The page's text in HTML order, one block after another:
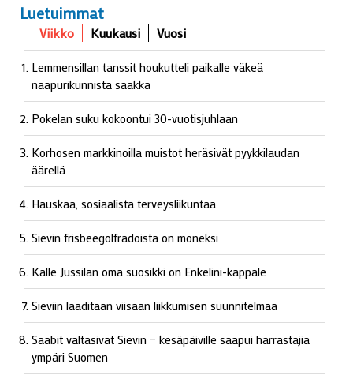
Luetuimmat
Viikko Kuukausi Vuosi
Lemmensillan tanssit houkutteli paikalle väkeä
naapurikunnista saakka
Pokelan suku kokoontui 30-vuotisjuhlaan
Korhosen markkinoilla muistot heräsivät pyykkilaudan
äärellä
Hauskaa, sosiaalista terveysliikuntaa
Sievin frisbeegolfradoista on moneksi
Kalle Jussilan oma suosikki on Enkelini-kappale
Sieviin laaditaan viisaan liikkumisen suunnitelmaa
Saabit valtasivat Sievin – kesäpäiville saapui harrastajia
ympäri Suomen